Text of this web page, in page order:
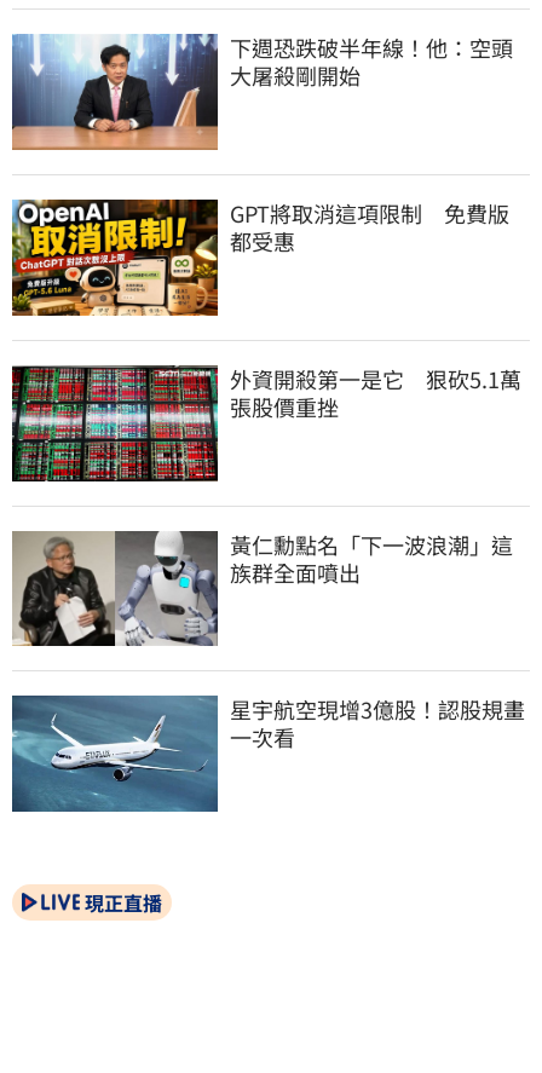
下週恐跌破半年線！他：空頭
大屠殺剛開始
GPT將取消這項限制　免費版
都受惠
外資開殺第一是它　狠砍5.1萬
張股價重挫
黃仁勳點名「下一波浪潮」這
族群全面噴出
星宇航空現增3億股！認股規畫
一次看
現正直播